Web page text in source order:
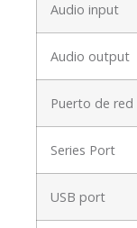
Audio input
Audio output
Puerto de red
Series Port
USB port